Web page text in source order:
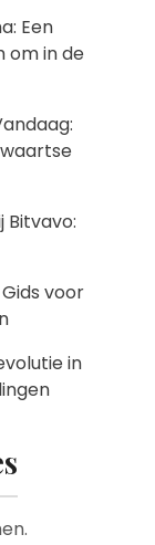
Een
om in de
Bitvavo:
voor
in